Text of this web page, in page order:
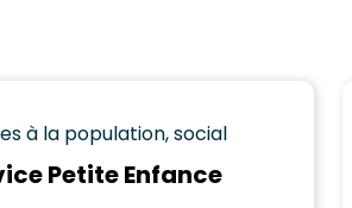
à la population, social
Petite Enfance